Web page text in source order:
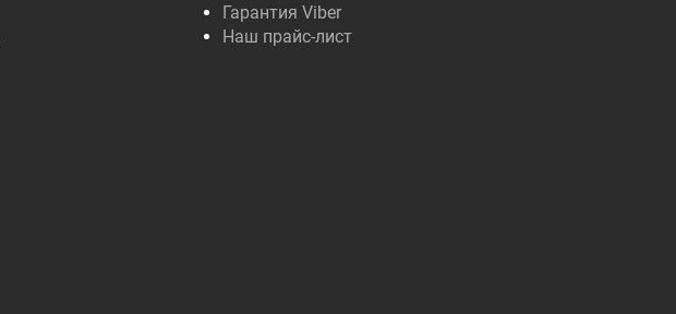
Гарантия Viber
Наш прайс-лист